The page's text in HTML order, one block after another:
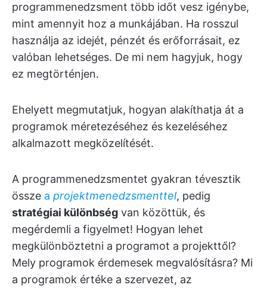
programmenedzsment több időt vesz igénybe,
mint amennyit hoz a munkájában. Ha rosszul
használja az idejét, pénzét és erőforrásait, ez
valóban lehetséges. De mi nem hagyjuk, hogy
ez megtörténjen.
Ehelyett megmutatjuk, hogyan alakíthatja át a
programok méretezéséhez és kezeléséhez
alkalmazott megközelítését.
A programmenedzsmentet gyakran tévesztik
össze a projektmenedzsmenttel, pedig
stratégiai különbség van közöttük, és
megérdemli a figyelmet! Hogyan lehet
megkülönböztetni a programot a projekttől?
Mely programok érdemesek megvalósításra? Mi
a programok értéke a szervezet, az